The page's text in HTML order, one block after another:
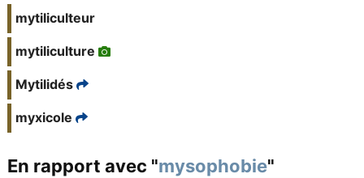
mytiliculteur
mytiliculture
Mytilidés
myxicole
En rapport avec "mysophobie"